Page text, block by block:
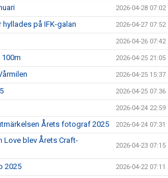
2026-04-28 07:02
på IFK-galan 2026-04-27 07:52
2026-04-26 07:42
2026-04-25 21:05
2026-04-25 15:37
2026-04-25 07:36
2026-04-24 22:59
Årets fotograf 2025 2026-04-24 07:31
Love blev Årets Craft-
2026-04-23 07:15
2025 2026-04-22 07:11